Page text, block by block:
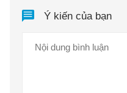
Ý kiến của bạn